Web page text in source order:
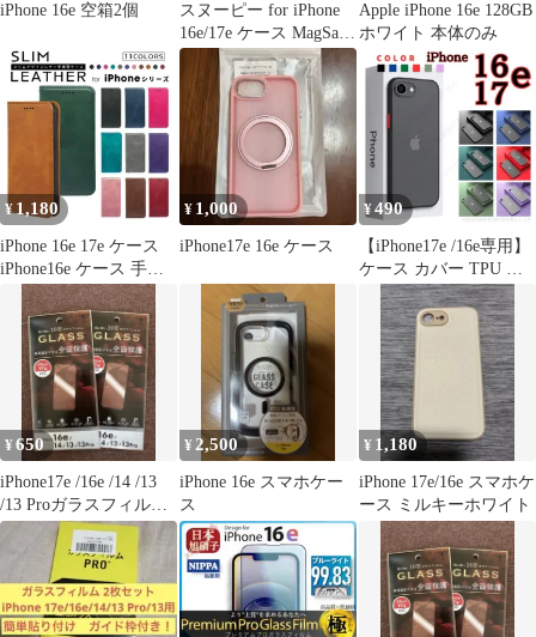
iPhone 16e 空箱2個
スヌーピー for iPhone
16e/17e ケース MagSafe
対応
Apple iPhone 16e 128GB
ホワイト 本体のみ
¥1,180
iPhone 16e 17e ケース
iPhone16e ケース 手帳
型 iPhone17e スリムカ
ラー スマホケース ベル
ト無し 手帳 カバー ベ
ルト無し
¥ 1,000
iPhone17e 16e ケース
¥490
【iPhone17e /16e専用】
ケース カバー TPU マ
ット 極薄 薄型 軽量 軽
い 耐衝撃 頑丈 ワイヤ
レス充電対応 スマホケ
ース ブラック ブルー
グリーン レッド カーキ
パープル 黒 青 緑 赤 薄
緑 紫 人気 保護 指紋防
止 シンプル アイホン
¥650
iPhone17e /16e /14 /13
/13 Proガラスフィルム2
枚
¥2,500
iPhone 16e スマホケー
ス
¥ 1,180
iPhone 17e/16e スマホケ
ース ミルキーホワイト